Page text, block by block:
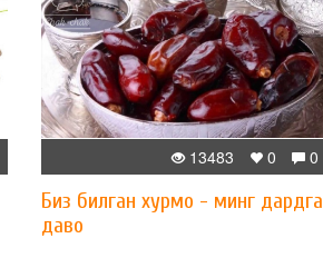
0
0
13483
Биз билган хурмо - минг дардга
даво